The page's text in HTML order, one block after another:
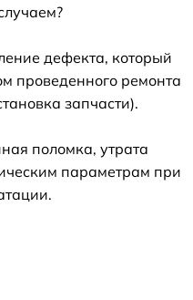
дефекта, который
проведенного ремонта
запчасти).
поломка, утрата
параметрам при